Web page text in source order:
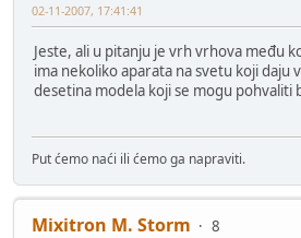
02-11-2007, 17:41:41
Jeste, ali u pitanju je vrh vrhova među
ima nekoliko aparata na svetu koji daju
desetina modela koji se mogu pohvaliti
Put ćemo naći ili ćemo ga napraviti.
Mixitron M. Storm
8